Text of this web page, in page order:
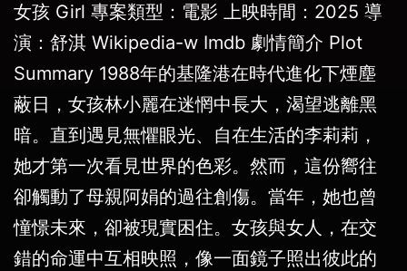
女孩 Girl 專案類型：電影 上映時間：2025 導
演：舒淇 Wikipedia-w Imdb 劇情簡介 Plot
Summary 1988年的基隆港在時代進化下煙塵
蔽日，女孩林小麗在迷惘中長大，渴望逃離黑
暗。直到遇見無懼眼光、自在生活的李莉莉，
她才第一次看見世界的色彩。然而，這份嚮往
卻觸動了母親阿娟的過往創傷。當年，她也曾
憧憬未來，卻被現實困住。女孩與女人，在交
錯的命運中互相映照，像一面鏡子照出彼此的